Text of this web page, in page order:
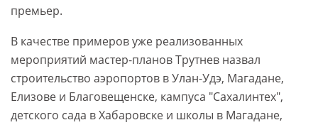
премьер.
В качестве примеров уже реализованных
мероприятий мастер-планов Трутнев назвал
строительство аэропортов в Улан-Удэ, Магадане,
Елизове и Благовещенске, кампуса "Сахалинтех",
детского сада в Хабаровске и школы в Магадане,